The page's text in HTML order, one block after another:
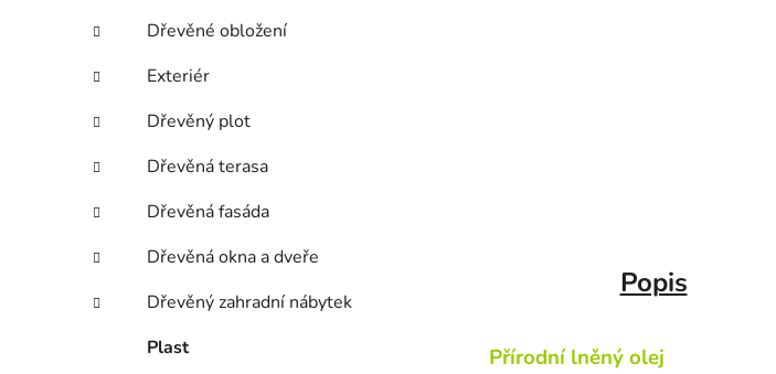
Dřevěné obložení
Exteriér
Dřevěný plot
Dřevěná terasa
Dřevěná fasáda
Dřevěná okna a dveře
Dřevěný zahradní nábytek
Plast
Popis
Přírodní lněný olej